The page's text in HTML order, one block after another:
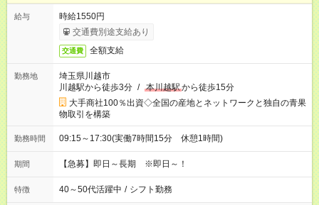
給与
時給1550円
交通費別途支給あり
交通費 全額支給
勤務地
埼玉県川越市
川越駅から徒歩3分 / 本川越駅から徒歩15分
大手商社100％出資◇全国の産地とネットワークと独自の青果
物取引を構築
勤務時間 09:15～17:30(実働7時間15分 休憩1時間)
期間 【急募】即日～長期 ※即日～！
特徴 40～50代活躍中 / シフト勤務